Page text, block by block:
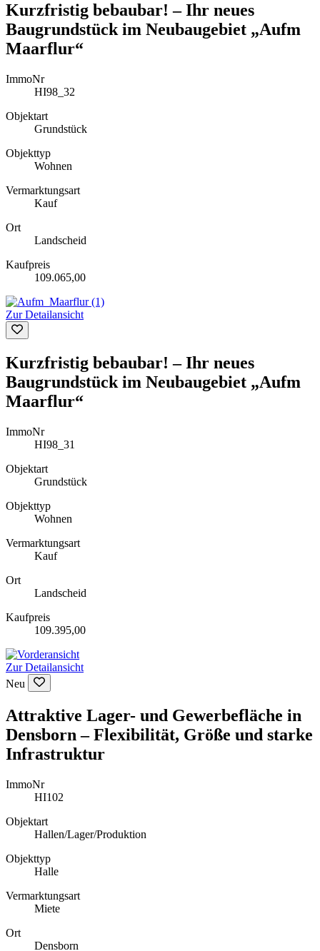
Kurzfristig bebaubar! – Ihr neues
Baugrundstück im Neubaugebiet „Aufm
Maarflur“
ImmoNr
HI98_32
Objektart
Grundstück
Objekttyp
Wohnen
Vermarktungsart
Kauf
Ort
Landscheid
Kaufpreis
109.065,00
Zur Detailansicht
Kurzfristig bebaubar! – Ihr neues
Baugrundstück im Neubaugebiet „Aufm
Maarflur“
ImmoNr
HI98_31
Objektart
Grundstück
Objekttyp
Wohnen
Vermarktungsart
Kauf
Ort
Landscheid
Kaufpreis
109.395,00
Zur Detailansicht
Neu
Attraktive Lager- und Gewerbefläche in
Densborn – Flexibilität, Größe und starke
Infrastruktur
ImmoNr
HI102
Objektart
Hallen/Lager/Produktion
Objekttyp
Halle
Vermarktungsart
Miete
Ort
Densborn